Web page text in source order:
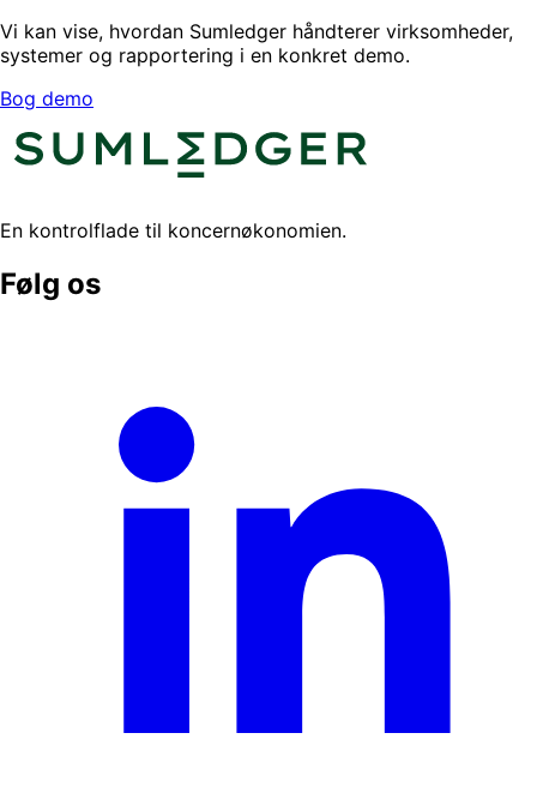
Vi kan vise, hvordan Sumledger håndterer virksomheder,
systemer og rapportering i en konkret demo.
Bog demo
En kontrolflade til koncernøkonomien.
Følg os